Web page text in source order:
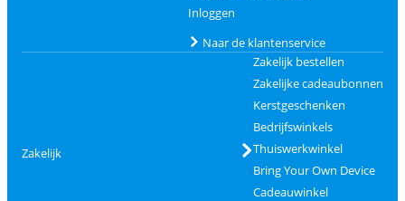
Inloggen
Naar de klantenservice
Zakelijk
Zakelijk bestellen
Zakelijke cadeaubonnen
Kerstgeschenken
Bedrijfswinkels
Thuiswerkwinkel
Bring Your Own Device
Cadeauwinkel